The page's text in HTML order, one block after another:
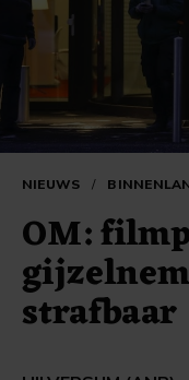
NIEUWS /
OM:
strafbaar